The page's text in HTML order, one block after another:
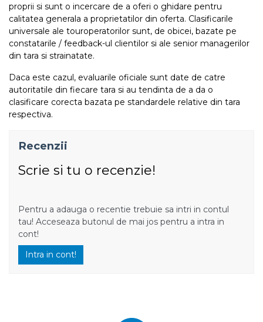
proprii si sunt o incercare de a oferi o ghidare pentru
calitatea generala a proprietatilor din oferta. Clasificarile
universale ale touroperatorilor sunt, de obicei, bazate pe
constatarile / feedback-ul clientilor si ale senior managerilor
din tara si strainatate.
Daca este cazul, evaluarile oficiale sunt date de catre
autoritatile din fiecare tara si au tendinta de a da o
clasificare corecta bazata pe standardele relative din tara
respectiva.
Recenzii
Scrie si tu o recenzie!
Pentru a adauga o recentie trebuie sa intri in contul
tau! Acceseaza butonul de mai jos pentru a intra in
cont!
Intra in cont!